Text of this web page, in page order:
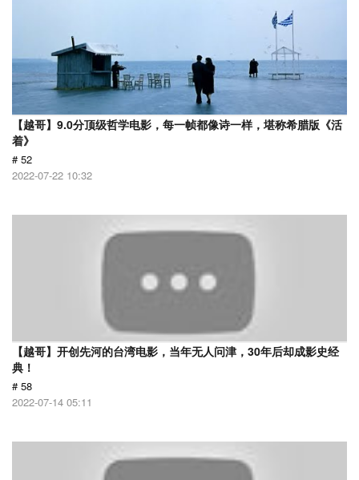
【越哥】9.0分顶级哲学电影，每一帧都像诗一样，堪称希腊版《活
着》
# 52
2022-07-22 10:32
【越哥】开创先河的台湾电影，当年无人问津，30年后却成影史经
典！
# 58
2022-07-14 05:11